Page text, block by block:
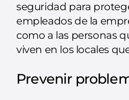
seguridad para
empleados de la
como a las personas
viven en los locales
Prevenir